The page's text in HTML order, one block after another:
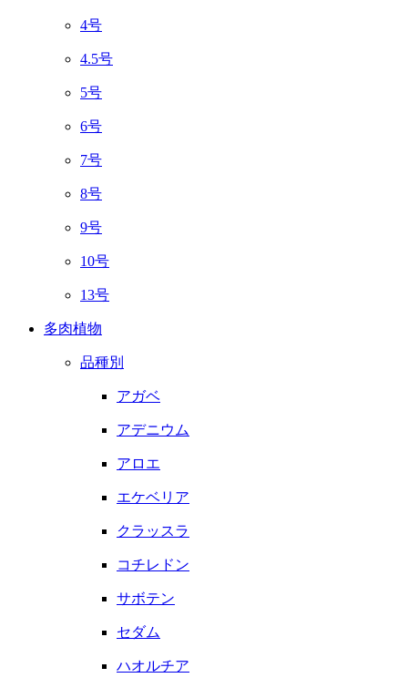
4号
4.5号
5号
6号
7号
8号
9号
10号
13号
多肉植物
品種別
アガベ
アデニウム
アロエ
エケベリア
クラッスラ
コチレドン
サボテン
セダム
ハオルチア